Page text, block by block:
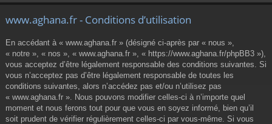
de
r
www.aghana.fr - Conditions d’utilisation
En accédant à « www.aghana.fr » (désigné ci-après par « nous »,
« notre », « nos », « www.aghana.fr », « https://www.aghana.fr/phpBB3 »),
vous acceptez d’être légalement responsable des conditions suivantes. Si
vous n’acceptez pas d’être légalement responsable de toutes les
conditions suivantes, alors n’accédez pas et/ou n’utilisez pas
« www.aghana.fr ». Nous pouvons modifier celles-ci à n’importe quel
moment et nous ferons tout pour que vous en soyez informé, bien qu’il
soit prudent de vérifier régulièrement celles-ci par vous-même. Si vous